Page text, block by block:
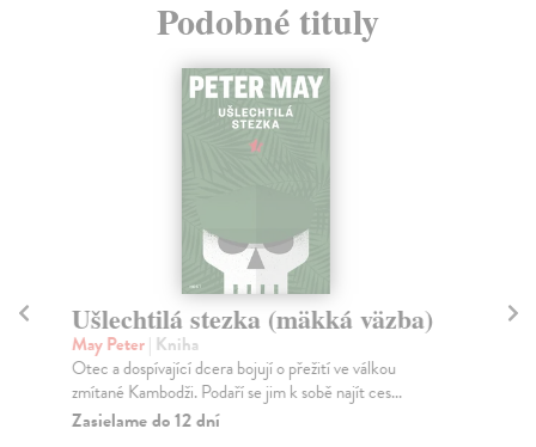
Podobné tituly
Ušlechtilá stezka (mäkká väzba)
May Peter| Kniha
Otec a dospívající dcera bojují o přežití ve válkou
zmítané Kambodži. Podaří se jim k sobě najít ces...
Zasielame do 12 dní